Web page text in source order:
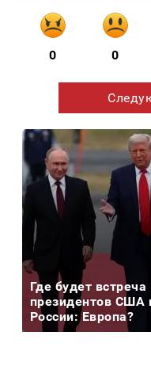
0 0
Где будет встреча
президентов США
России: Европа?